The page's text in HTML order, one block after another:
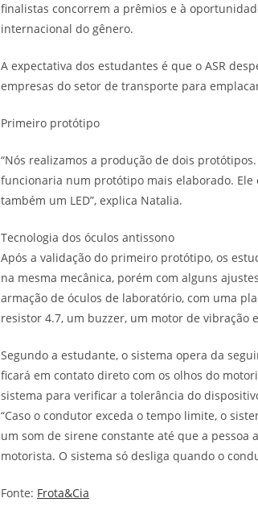
finalistas concorrem a prêmios e à
internacional do gênero.
A expectativa dos estudantes é que o ASR
empresas do setor de transporte para
Primeiro protótipo
“Nós realizamos a produção de dois
funcionaria num protótipo mais elaborado. Ele
também um LED”, explica Natalia.
Tecnologia dos óculos antissono
Após a validação do primeiro protótipo, os
na mesma mecânica, porém com alguns
armação de óculos de laboratório, com uma
resistor 4.7, um buzzer, um motor de vibração
Segundo a estudante, o sistema opera da
ficará em contato direto com os olhos do
sistema para verificar a tolerância do
“Caso o condutor exceda o tempo limite, o
um som de sirene constante até que a
motorista. O sistema só desliga quando o
Fonte: Frota&Cia